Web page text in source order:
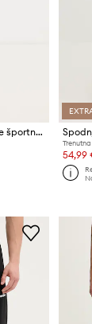
Calvin Klein Performance športne pajkice ženske
54,99